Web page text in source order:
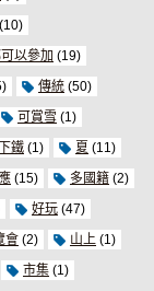
(10)
以參加 (19)
傳統 (50)
可賞雪 (1)
鐵 (1) 夏 (11)
(15) 多國籍 (2)
好玩 (47)
會 (2) 山上 (1)
市集 (1)